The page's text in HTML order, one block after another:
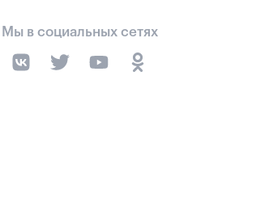
Мы в социальных сетях